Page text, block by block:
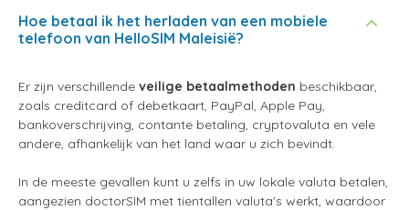
Hoe betaal ik het herladen van een mobiele
telefoon van HelloSIM Maleisië?
Er zijn verschillende veilige betaalmethoden beschikbaar,
zoals creditcard of debetkaart, PayPal, Apple Pay,
bankoverschrijving, contante betaling, cryptovaluta en vele
andere, afhankelijk van het land waar u zich bevindt.
In de meeste gevallen kunt u zelfs in uw lokale valuta betalen,
aangezien doctorSIM met tientallen valuta's werkt, waardoor